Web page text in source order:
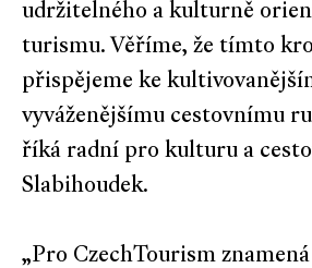
udržitelného a kulturně
turismu. Věříme, že tímto
přispějeme ke
vyváženějšímu cestovnímu
říká radní pro kulturu a
Slabihoudek.
„Pro CzechTourism